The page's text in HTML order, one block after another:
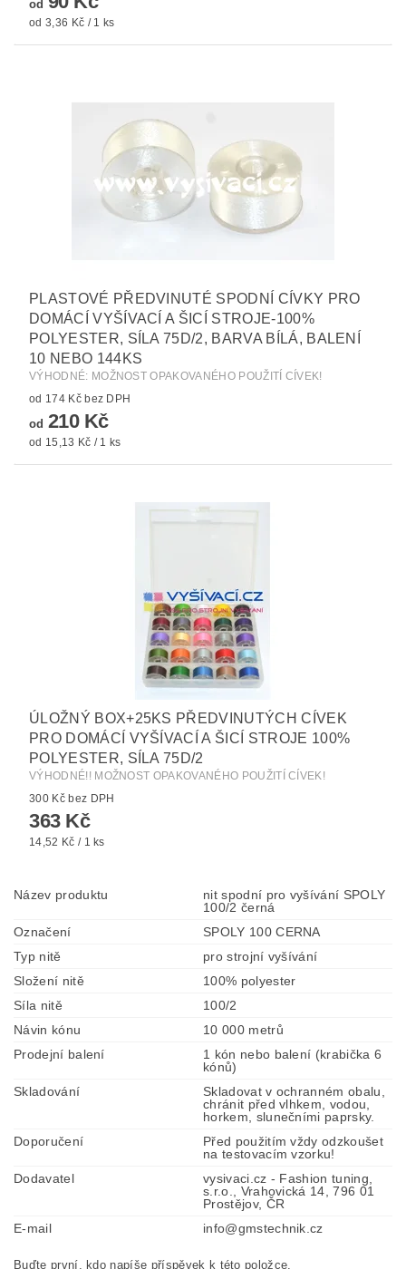
od
od 3,36 Kč / 1 ks
PLASTOVÉ PŘEDVINUTÉ SPODNÍ CÍVKY PRO
DOMÁCÍ VYŠÍVACÍ A ŠICÍ STROJE-100%
POLYESTER, SÍLA 75D/2, BARVA BÍLÁ, BALENÍ
10 NEBO 144KS
VÝHODNÉ: MOŽNOST OPAKOVANÉHO POUŽITÍ CÍVEK!
od 174 Kč bez DPH
od 210 Kč
od 15,13 Kč / 1 ks
ÚLOŽNÝ BOX+25KS PŘEDVINUTÝCH CÍVEK
PRO DOMÁCÍ VYŠÍVACÍ A ŠICÍ STROJE 100%
POLYESTER, SÍLA 75D/2
VÝHODNÉ!! MOŽNOST OPAKOVANÉHO POUŽITÍ CÍVEK!
300 Kč bez DPH
363 Kč
14,52 Kč / 1 ks
Název produktu
nit spodní pro vyšívání SPOLY
100/2 černá
Označení
SPOLY 100 CERNA
Typ nitě
pro strojní vyšívání
Složení nitě
100% polyester
Síla nitě
100/2
Návin kónu
10 000 metrů
Prodejní balení
1 kón nebo balení (krabička 6
kónů)
Skladování
Skladovat v ochranném obalu,
chránit před vlhkem, vodou,
horkem, slunečními paprsky.
Doporučení
Před použitím vždy odzkoušet
na testovacím vzorku!
Dodavatel
vysivaci.cz - Fashion tuning,
s.r.o., Vrahovická 14, 796 01
Prostějov, ČR
E-mail
info@gmstechnik.cz
Buďte první, kdo napíše příspěvek k této položce.